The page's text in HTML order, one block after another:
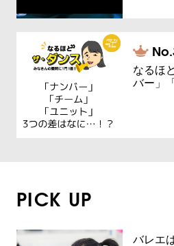
なるほ
バー」
PICK UP
バレエ